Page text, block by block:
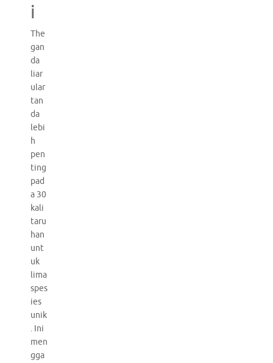
i
The
gan
da
liar
ular
tan
da
lebi
h
pen
ting
pad
a 30
kali
taru
han
unt
uk
lima
spes
ies
unik
. Ini
men
gga